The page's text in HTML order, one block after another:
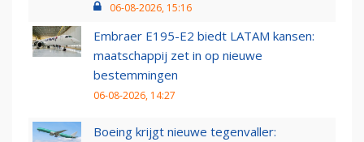
06-08-2026, 15:16
Embraer E195-E2 biedt LATAM kansen:
maatschappij zet in op nieuwe
bestemmingen
06-08-2026, 14:27
Boeing krijgt nieuwe tegenvaller: